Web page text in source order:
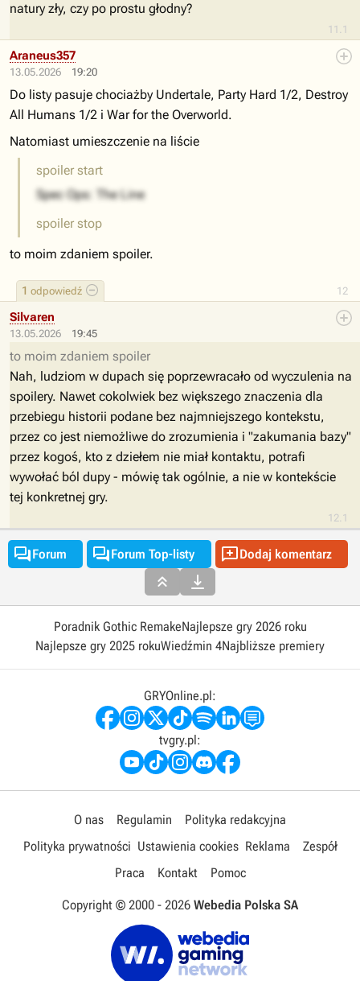
11.1
natury zły, czy po prostu głodny?
13.05.2026 19:20
12
1 odpowiedź
Araneus357
Do listy pasuje chociażby Undertale, Party Hard 1/2, Destroy
All Humans 1/2 i War for the Overworld.
Natomiast umieszczenie na liście
spoiler start
Spec Ops: The Line
spoiler stop
to moim zdaniem spoiler.
13.05.2026 19:45
12.1
Silvaren
to moim zdaniem spoiler
Nah, ludziom w dupach się poprzewracało od wyczulenia na
spoilery. Nawet cokolwiek bez większego znaczenia dla
przebiegu historii podane bez najmniejszego kontekstu,
przez co jest niemożliwe do zrozumienia i "zakumania bazy"
przez kogoś, kto z dziełem nie miał kontaktu, potrafi
wywołać ból dupy - mówię tak ogólnie, a nie w kontekście
tej konkretnej gry.
Forum Forum Top-listy Dodaj komentarz
 
Poradnik Gothic RemakeNajlepsze gry 2026 roku
Najlepsze gry 2025 rokuWiedźmin 4Najbliższe premiery
GRYOnline.pl:
tvgry.pl:
O nas Regulamin
Polityka redakcyjna
Polityka prywatności Ustawienia cookies Reklama
Zespół
Praca
Kontakt Pomoc
Copyright © 2000 - 2026 Webedia Polska SA